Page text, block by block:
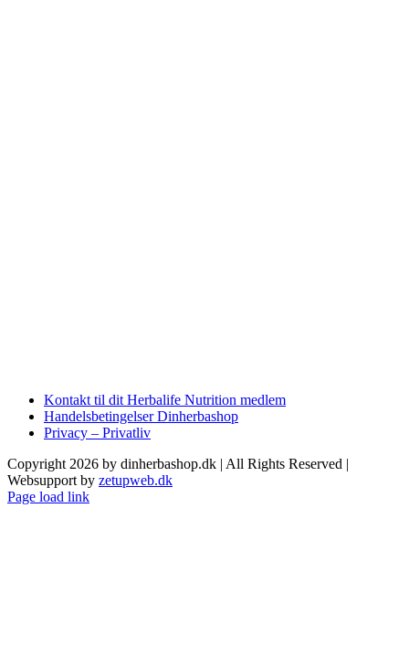
Kontakt til dit Herbalife Nutrition medlem
Handelsbetingelser Dinherbashop
Privacy – Privatliv
Copyright 2026 by dinherbashop.dk | All Rights Reserved |
Websupport by zetupweb.dk
Page load link